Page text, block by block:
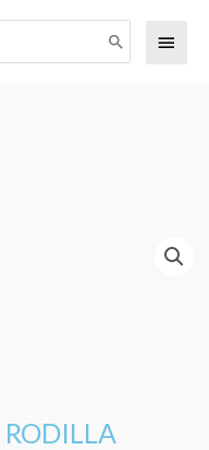
Menú